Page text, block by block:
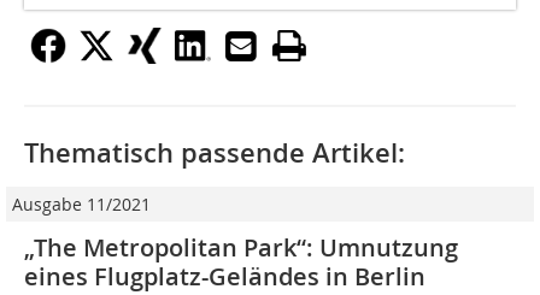
Thematisch passende Artikel:
Ausgabe 11/2021
„The Metropolitan Park“: Umnutzung
eines Flugplatz-Geländes in Berlin